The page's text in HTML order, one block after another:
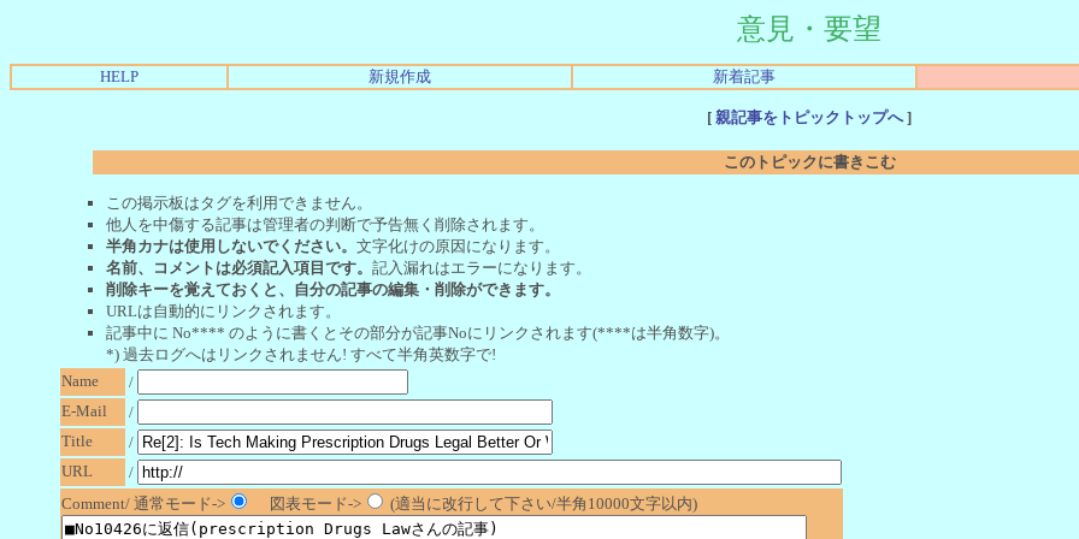
意見・要望
HELP 新規作成 新着記事
[ 親記事をトピックトップへ]
このトピックに書きこむ
この掲示板はタグを利用できません。
他人を中傷する記事は管理者の判断で予告無く削除されます。
半角カナは使用しないでください。 文字化けの原因になります。
名前、コメントは必須記入項目です。 記入漏れはエラーになります。
削除キーを覚えておくと、自分の記事の編集・削除ができます。
URLは自動的にリンクされます。
記事中に No**** のように書くとその部分が記事Noにリンクされます(****は半角数字)。
*) 過去ログへはリンクされません! すべて半角英数字で!
Name
/
E-Mail
/
Title
/
URL
/
Comment/ 通常モード->
図表モード-> (適当に改行して下さい/半角10000文字以内)